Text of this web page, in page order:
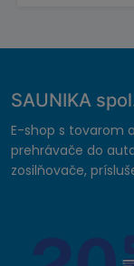
SAUNIKA
E-shop s tovarom
prehrávače do
zosilňovače,